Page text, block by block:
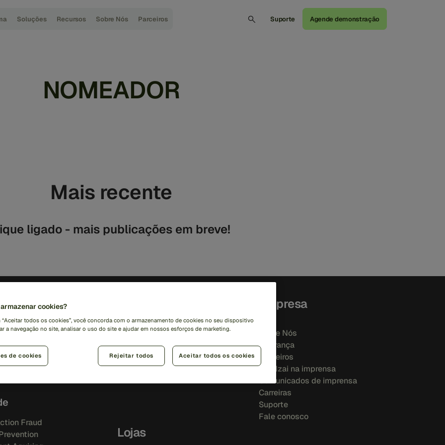
Soluções Recursos Sobre Nós Parceiros Suporte Agende demonstração
NOMEADOR
Mais recente
ligado - mais publicações em breve!
Platform
Artificial
IQ
Fraud
Biblioteca de recursos
Blog
Eventos
Historias de clientes
Lojas
Empresa
Sobre Nós
Liderança
Parceiros
Feedzai na imprensa
Comunicados de imprensa
Carreiras
Suporte
Fale conosco
cookies?
“Aceitar todos os cookies”, você concorda com o armazenamento de cookies no seu dispositivo
a navegação no site, analisar o uso do site e ajudar em nossos esforços de marketing.
de cookies Rejeitar todos Aceitar todos os cookies